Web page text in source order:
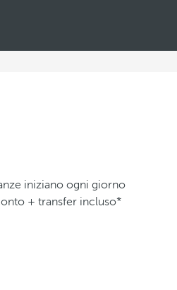
iniziano ogni giorno
+ transfer incluso*